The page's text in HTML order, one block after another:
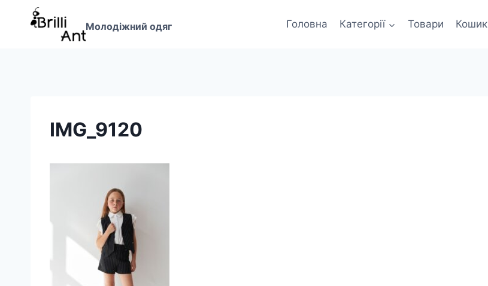
Перейти
Молодіжний одяг Головна Категорії Товари Кошик
IMG_9120